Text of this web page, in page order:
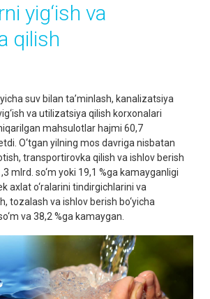
yig‘ish va
qilish
suv bilan ta’minlash, kanalizatsiya
va utilizatsiya qilish korxonalari
mahsulotlar hajmi 60,7
O‘tgan yilning mos davriga nisbatan
transportirovka qilish va ishlov berish
mlrd. so‘m yoki 19,1 %ga kamayganligi
axlat o‘ralarini tindirgichlarini va
tozalash va ishlov berish bo‘yicha
va 38,2 %ga kamaygan.